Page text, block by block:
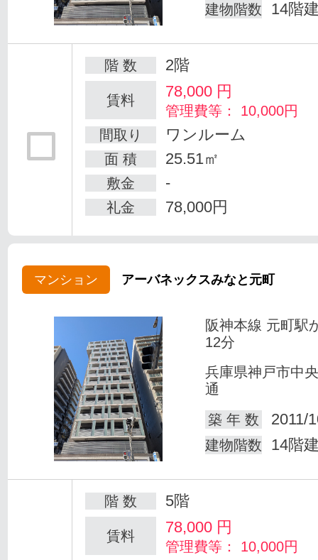
建物階数 14階
階 数 2階
賃料 78,000 円
管理費等： 10,000円
間取り
ワンルーム
面 積 25.51㎡
敷金 -
礼金 78,000円
マンション アーバネックスみなと元町
阪神本線 元町駅
12分
兵庫県神戸市中
通
築 年 数
2011/
建物階数 14階
階 数 5階
賃料 78,000 円
管理費等： 10,000円